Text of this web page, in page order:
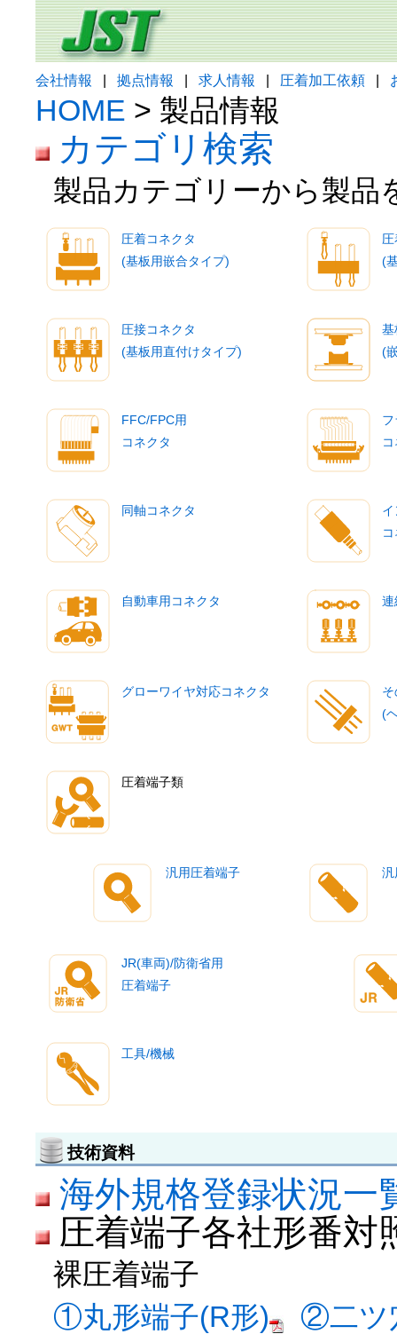
会社情報 拠点情報 求人情報 圧着加工依頼
HOME > 製品情報
カテゴリ検索
製品カテゴリーから製品
圧着コネクタ
(基板用嵌合タイプ)
(
圧接コネクタ
(基板用直付けタイプ)
基
(
FFC/FPC用
コネクタ
同軸コネクタ
自動車用コネクタ 連
グローワイヤ対応コネクタ
(
圧着端子類
汎用圧着端子 汎
JR(車両)/防衛省用
圧着端子
工具/機械
技術資料
海外規格登録状況一
圧着端子各社形番対
裸圧着端子
①丸形端子(R形)
②二ツ